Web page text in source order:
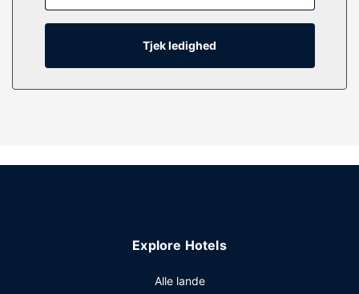
tandbørster og tandpasta.
karaoke. Dette hotel i art deco-stil tilbyder desuden
barer/lounger. Morgenmad tilberedt efter bestilling
Tjek ledighed
Explore Hotels
Alle lande